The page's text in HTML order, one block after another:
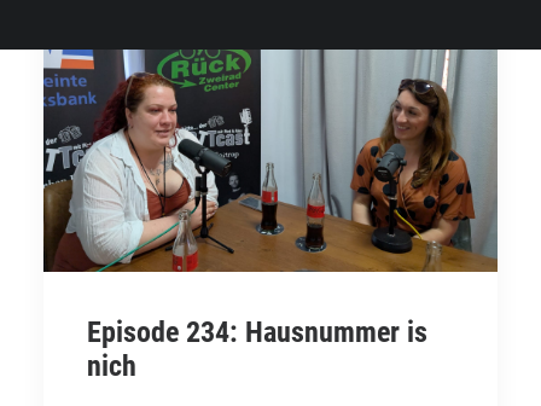
Episode 234: Hausnummer is
nich